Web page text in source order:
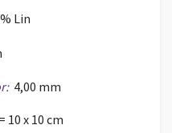
Lin
4,00 mm
10 x 10 cm